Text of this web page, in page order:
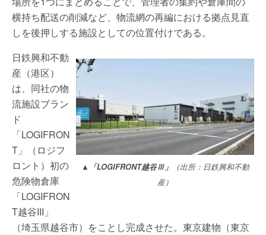
横持ち配送の削減など、物流網の再編における拠点見直
しを後押しする施設としての位置付けである。
▲「LOGIFRONT越谷Ⅲ」
（出所：日鉄興和不動
産）
日鉄興和不動
産（港区）
は、同社の物
流施設ブラン
ド
「LOGIFRON
T」（ロジフ
ロント）初の
危険物倉庫
「LOGIFRON
T越谷III」
（埼玉県越谷市）をことし完成させた。東京建物（東京